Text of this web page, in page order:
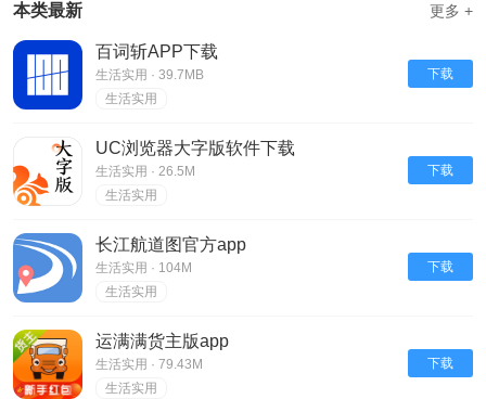
本类最新 更多 +
百词斩APP下载
生活实用 · 39.7MB
生活实用
下载
UC浏览器大字版软件下载
生活实用 · 26.5M
生活实用
下载
长江航道图官方app
生活实用 · 104M
生活实用
下载
运满满货主版app
生活实用 · 79.43M
生活实用
下载